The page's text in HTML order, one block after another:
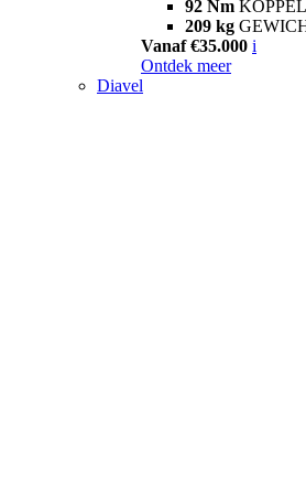
92 Nm KOPPEL
209 kg
Vanaf €35.000 i
Ontdek meer
Diavel